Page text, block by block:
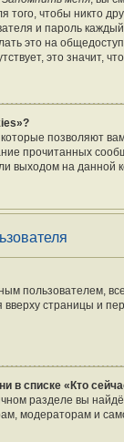
того, чтобы никто
и пароль
это на
это значит,
позволяют
прочитанных
выходом на
пользователем,
страницы и
в списке «Кто
разделе вы
модераторам и